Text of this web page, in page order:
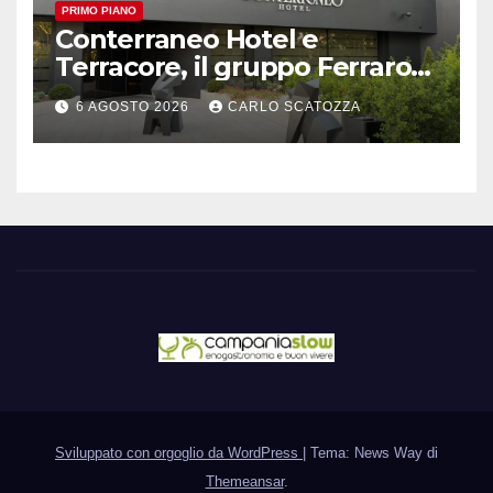
PRIMO PIANO
Conterraneo Hotel e
Terracore, il gruppo Ferraro
amplia l’ ospitalità e il gusto
alle porte di Caserta
6 AGOSTO 2026 CARLO SCATOZZA
Sviluppato con orgoglio da WordPress
Tema: News Way di
Themeansar.